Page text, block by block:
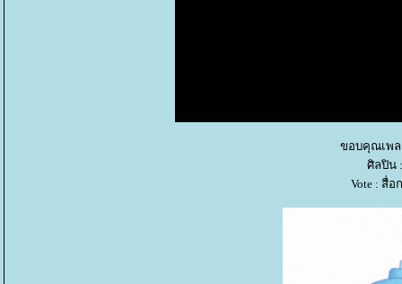
ขอบคุณเพล
ศิลปิน
Vote : สื่อ